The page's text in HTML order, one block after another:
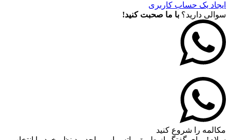
ایجاد یک حساب کاربری
سوالی دارید؟ با ما صحبت کنید!
مکالمه را شروع کنید